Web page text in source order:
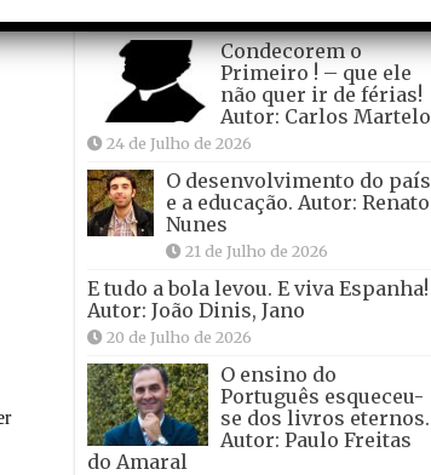
Condecorem o
Primeiro ! – que ele
não quer ir de férias!
Autor: Carlos Martelo
24 de Julho de 2026
O desenvolvimento do país
e a educação. Autor: Renato
Nunes
21 de Julho de 2026
E tudo a bola levou. E viva Espanha!
Autor: João Dinis, Jano
20 de Julho de 2026
O ensino do
Português esqueceu-
se dos livros eternos.
Autor: Paulo Freitas
do Amaral